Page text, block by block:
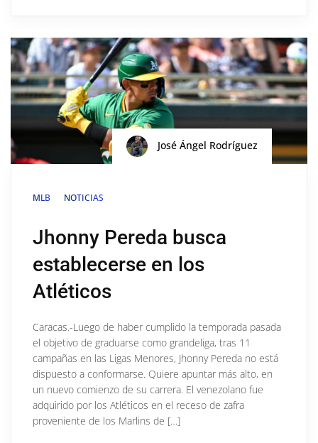
José Ángel Rodríguez
MLB NOTICIAS
Jhonny Pereda busca
establecerse en los
Atléticos
Caracas.-Luego de haber cumplido la temporada pasada
el objetivo de graduarse como grandeliga, tras 11
campañas en las Ligas Menores, Jhonny Pereda no está
dispuesto a conformarse. Quiere apuntar más alto, en
un nuevo comienzo de su carrera. El venezolano fue
adquirido por los Atléticos en el receso de zafra
proveniente de los Marlins de […]